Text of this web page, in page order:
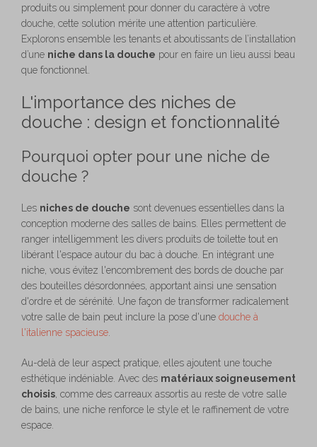
produits ou simplement pour donner du caractère à votre
douche, cette solution mérite une attention particulière.
Explorons ensemble les tenants et aboutissants de l’installation
d’une niche dans la douche pour en faire un lieu aussi beau
que fonctionnel.
L'importance des niches de
douche : design et fonctionnalité
Pourquoi opter pour une niche de
douche ?
Les niches de douche sont devenues essentielles dans la
conception moderne des salles de bains. Elles permettent de
ranger intelligemment les divers produits de toilette tout en
libérant l'espace autour du bac à douche. En intégrant une
niche, vous évitez l'encombrement des bords de douche par
des bouteilles désordonnées, apportant ainsi une sensation
d'ordre et de sérénité. Une façon de transformer radicalement
votre salle de bain peut inclure la pose d'une douche à
l'italienne spacieuse
Au-delà de leur aspect pratique, elles ajoutent une touche
esthétique indéniable. Avec des matériaux soigneusement
choisis , comme des carreaux assortis au reste de votre salle
de bains, une niche renforce le style et le raffinement de votre
espace.